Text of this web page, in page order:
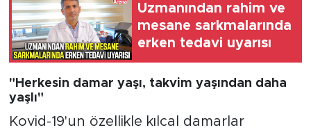
Uzmanından rahim ve
mesane sarkmalarında
erken tedavi uyarısı
"Herkesin damar yaşı, takvim yaşından daha
yaşlı"
Kovid-19'un özellikle kılcal damarlar